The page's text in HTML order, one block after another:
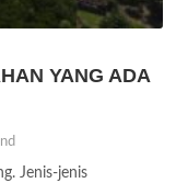
YANG ADA
Jenis-jenis